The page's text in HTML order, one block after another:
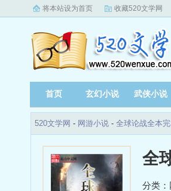
将本站设为首页 收藏520文学网
首页 玄幻小说 武侠小说
520文学网 - 网游小说 - 全球论战全本
全
分类